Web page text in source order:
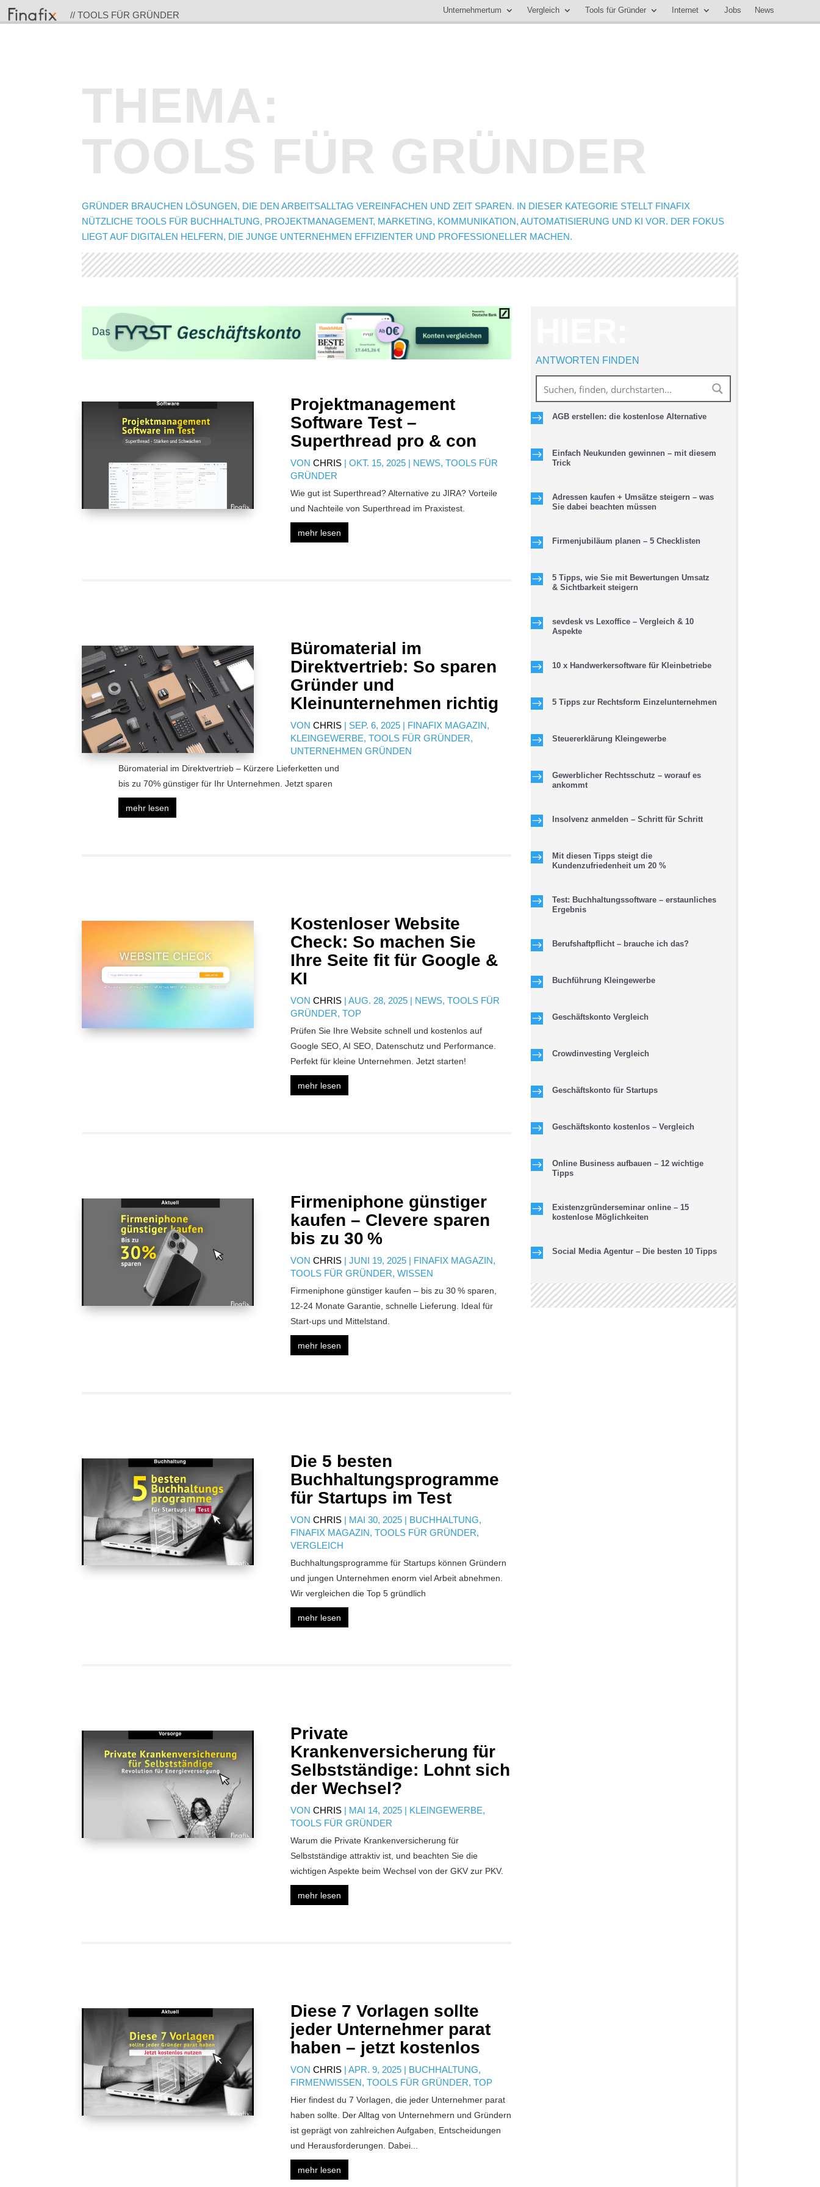
// TOOLS FÜR GRÜNDER Unternehmertum Vergleich Tools für Gründer Internet Jobs News
THEMA:
TOOLS FÜR GRÜNDER
GRÜNDER BRAUCHEN LÖSUNGEN, DIE DEN ARBEITSALLTAG VEREINFACHEN UND ZEIT SPAREN. IN DIESER KATEGORIE STELLT FINAFIX
NÜTZLICHE TOOLS FÜR BUCHHALTUNG, PROJEKTMANAGEMENT, MARKETING, KOMMUNIKATION, AUTOMATISIERUNG UND KI VOR. DER FOKUS
LIEGT AUF DIGITALEN HELFERN, DIE JUNGE UNTERNEHMEN EFFIZIENTER UND PROFESSIONELLER MACHEN.
Projektmanagement
Software Test –
Superthread pro & con
VON CHRIS| OKT. 15, 2025| NEWS, TOOLS FÜR
GRÜNDER
Wie gut ist Superthread? Alternative zu JIRA? Vorteile
und Nachteile von Superthread im Praxistest.
mehr lesen
Büromaterial im
Direktvertrieb: So sparen
Gründer und
Kleinunternehmen richtig
VON CHRIS| SEP. 6, 2025| FINAFIX MAGAZIN,
KLEINGEWERBE, TOOLS FÜR GRÜNDER,
UNTERNEHMEN GRÜNDEN
Büromaterial im Direktvertrieb – Kürzere Lieferketten und
bis zu 70% günstiger für Ihr Unternehmen. Jetzt sparen
mehr lesen
Kostenloser Website
Check: So machen Sie
Ihre Seite fit für Google &
KI
VON CHRIS| AUG. 28, 2025| NEWS, TOOLS FÜR
GRÜNDER, TOP
Prüfen Sie Ihre Website schnell und kostenlos auf
Google SEO, AI SEO, Datenschutz und Performance.
Perfekt für kleine Unternehmen. Jetzt starten!
mehr lesen
Firmeniphone günstiger
kaufen – Clevere sparen
bis zu 30 %
VON CHRIS| JUNI 19, 2025| FINAFIX MAGAZIN,
TOOLS FÜR GRÜNDER, WISSEN
Firmeniphone günstiger kaufen – bis zu 30 % sparen,
12-24 Monate Garantie, schnelle Lieferung. Ideal für
Start-ups und Mittelstand.
mehr lesen
Die 5 besten
Buchhaltungsprogramme
für Startups im Test
VON CHRIS| MAI 30, 2025| BUCHHALTUNG,
FINAFIX MAGAZIN, TOOLS FÜR GRÜNDER,
VERGLEICH
Buchhaltungsprogramme für Startups können Gründern
und jungen Unternehmen enorm viel Arbeit abnehmen.
Wir vergleichen die Top 5 gründlich
mehr lesen
Private
Krankenversicherung für
Selbstständige: Lohnt sich
der Wechsel?
VON CHRIS| MAI 14, 2025| KLEINGEWERBE,
TOOLS FÜR GRÜNDER
Warum die Private Krankenversicherung für
Selbstständige attraktiv ist, und beachten Sie die
wichtigen Aspekte beim Wechsel von der GKV zur PKV.
mehr lesen
Diese 7 Vorlagen sollte
jeder Unternehmer parat
haben – jetzt kostenlos
VON CHRIS| APR. 9, 2025| BUCHHALTUNG,
FIRMENWISSEN, TOOLS FÜR GRÜNDER, TOP
Hier findest du 7 Vorlagen, die jeder Unternehmer parat
haben sollte. Der Alltag von Unternehmern und Gründern
ist geprägt von zahlreichen Aufgaben, Entscheidungen
und Herausforderungen. Dabei...
mehr lesen
ANTWORTEN FINDEN
$ AGB erstellen: die kostenlose Alternative
$
Einfach Neukunden gewinnen – mit diesem
Trick
$
Adressen kaufen + Umsätze steigern – was
Sie dabei beachten müssen
$ Firmenjubiläum planen – 5 Checklisten
$
5 Tipps, wie Sie mit Bewertungen Umsatz
& Sichtbarkeit steigern
$
sevdesk vs Lexoffice – Vergleich & 10
Aspekte
$ 10 x Handwerkersoftware für Kleinbetriebe
$ 5 Tipps zur Rechtsform Einzelunternehmen
$ Steuererklärung Kleingewerbe
$
Gewerblicher Rechtsschutz – worauf es
ankommt
$ Insolvenz anmelden – Schritt für Schritt
$
Mit diesen Tipps steigt die
Kundenzufriedenheit um 20 %
$
Test: Buchhaltungssoftware – erstaunliches
Ergebnis
$ Berufshaftpflicht – brauche ich das?
$ Buchführung Kleingewerbe
$ Geschäftskonto Vergleich
$ Crowdinvesting Vergleich
$ Geschäftskonto für Startups
$ Geschäftskonto kostenlos – Vergleich
$
Online Business aufbauen – 12 wichtige
Tipps
$
Existenzgründerseminar online – 15
kostenlose Möglichkeiten
$ Social Media Agentur – Die besten 10 Tipps